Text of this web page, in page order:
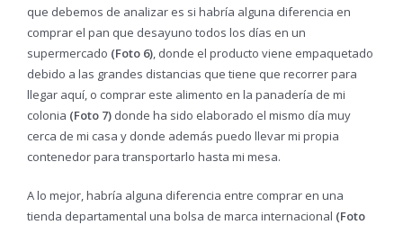
que debemos de analizar es si habría alguna diferencia en
comprar el pan que desayuno todos los días en un
supermercado (Foto 6), donde el producto viene empaquetado
debido a las grandes distancias que tiene que recorrer para
llegar aquí, o comprar este alimento en la panadería de mi
colonia (Foto 7) donde ha sido elaborado el mismo día muy
cerca de mi casa y donde además puedo llevar mi propia
contenedor para transportarlo hasta mi mesa.
A lo mejor, habría alguna diferencia entre comprar en una
tienda departamental una bolsa de marca internacional (Foto